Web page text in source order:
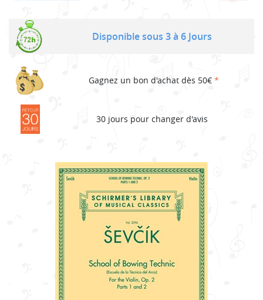
Disponible sous 3 à 6 Jours
Gagnez un bon d'achat dès 50€ *
30 jours pour changer d'avis